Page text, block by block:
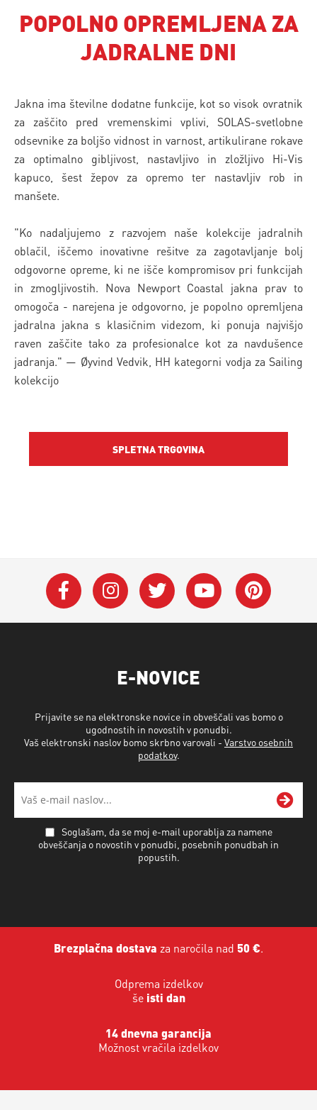
POPOLNO OPREMLJENA ZA
JADRALNE DNI
Jakna ima številne dodatne funkcije, kot so visok ovratnik
za zaščito pred vremenskimi vplivi, SOLAS-svetlobne
odsevnike za boljšo vidnost in varnost, artikulirane rokave
za optimalno gibljivost, nastavljivo in zložljivo Hi-Vis
kapuco, šest žepov za opremo ter nastavljiv rob in
manšete.
"Ko nadaljujemo z razvojem naše kolekcije jadralnih
oblačil, iščemo inovativne rešitve za zagotavljanje bolj
odgovorne opreme, ki ne išče kompromisov pri funkcijah
in zmogljivostih. Nova Newport Coastal jakna prav to
omogoča - narejena je odgovorno, je popolno opremljena
jadralna jakna s klasičnim videzom, ki ponuja najvišjo
raven zaščite tako za profesionalce kot za navdušence
jadranja." — Øyvind Vedvik, HH kategorni vodja za Sailing
kolekcijo
SPLETNA TRGOVINA
E-NOVICE
Prijavite se na elektronske novice in obveščali vas bomo o
ugodnostih in novostih v ponudbi.
Vaš elektronski naslov bomo skrbno varovali - Varstvo osebnih
podatkov.
Soglašam, da se moj e-mail uporablja za namene
obveščanja o novostih v ponudbi, posebnih ponudbah in
popustih.
Brezplačna dostava za naročila nad 50 €.
Odprema izdelkov
še isti dan
14 dnevna garancija
Možnost vračila izdelkov